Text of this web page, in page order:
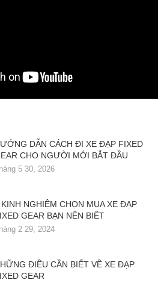
DẪN CÁCH ĐI XE ĐẠP FIXED
CHO NGƯỜI MỚI BẮT ĐẦU
5 30, 2026
NGHIỆM CHỌN MUA XE ĐẠP
GEAR BẠN NÊN BIẾT
2 29, 2024
ĐIỀU CẦN BIẾT VỀ XE ĐẠP
GEAR